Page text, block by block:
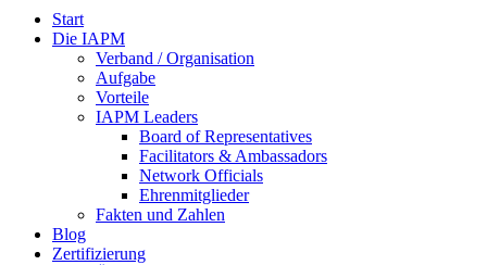
Start
Die IAPM
Verband / Organisation
Aufgabe
Vorteile
IAPM Leaders
Board of Representatives
Facilitators & Ambassadors
Network Officials
Ehrenmitglieder
Fakten und Zahlen
Blog
Zertifizierung